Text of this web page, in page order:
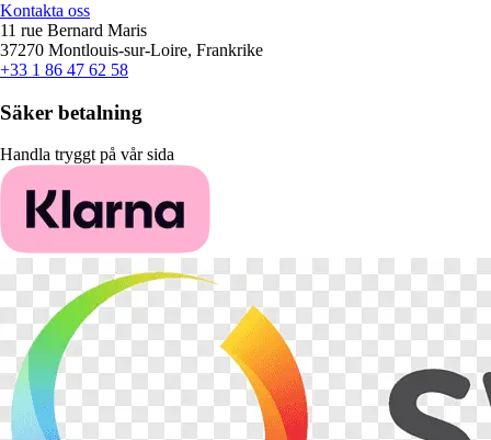
Kontakta oss
11 rue Bernard Maris
37270 Montlouis-sur-Loire, Frankrike
+33 1 86 47 62 58
Säker betalning
Handla tryggt på vår sida